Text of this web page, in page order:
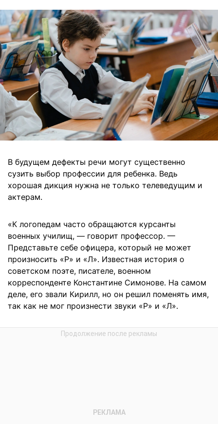
В будущем дефекты речи могут существенно
сузить выбор профессии для ребенка. Ведь
хорошая дикция нужна не только телеведущим и
актерам.
«К логопедам часто обращаются курсанты
военных училищ, — говорит профессор. —
Представьте себе офицера, который не может
произносить «Р» и «Л». Известная история о
советском поэте, писателе, военном
корреспонденте Константине Симонове. На самом
деле, его звали Кирилл, но он решил поменять имя,
так как не мог произнести звуки «Р» и «Л».